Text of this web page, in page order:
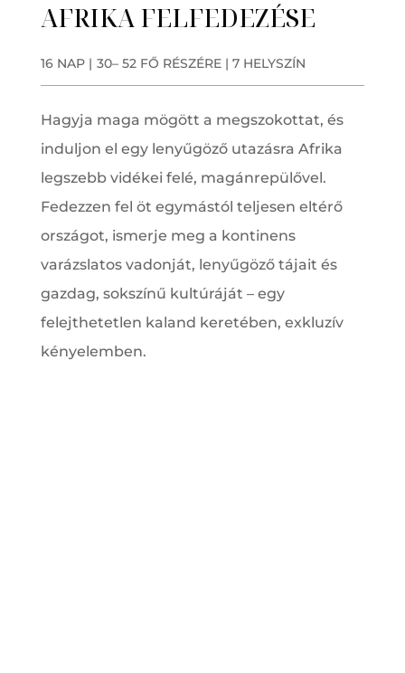
AFRIKA FELFEDEZÉSE
16 NAP | 30– 52 FŐ RÉSZÉRE | 7 HELYSZÍN
Hagyja maga mögött a megszokottat, és
induljon el egy lenyűgöző utazásra Afrika
legszebb vidékei felé, magánrepülővel.
Fedezzen fel öt egymástól teljesen eltérő
országot, ismerje meg a kontinens
varázslatos vadonját, lenyűgöző tájait és
gazdag, sokszínű kultúráját – egy
felejthetetlen kaland keretében, exkluzív
kényelemben.